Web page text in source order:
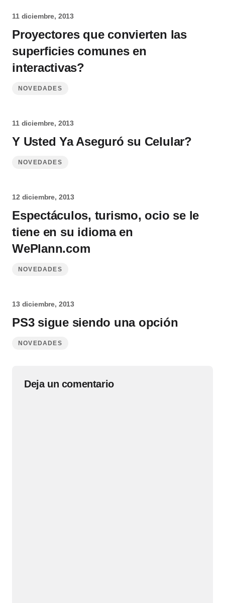
11 diciembre, 2013
Proyectores que convierten las
superficies comunes en
interactivas?
NOVEDADES
11 diciembre, 2013
Y Usted Ya Aseguró su Celular?
NOVEDADES
12 diciembre, 2013
Espectáculos, turismo, ocio se le
tiene en su idioma en
WePlann.com
NOVEDADES
13 diciembre, 2013
PS3 sigue siendo una opción
NOVEDADES
Deja un comentario